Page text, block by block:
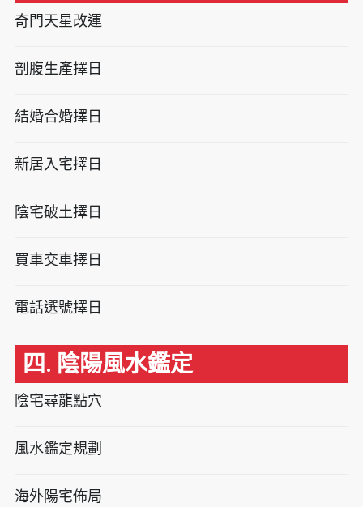
奇門天星改運
剖腹生產擇日
結婚合婚擇日
新居入宅擇日
陰宅破土擇日
買車交車擇日
電話選號擇日
四. 陰陽風水鑑定
陰宅尋龍點穴
風水鑑定規劃
海外陽宅佈局